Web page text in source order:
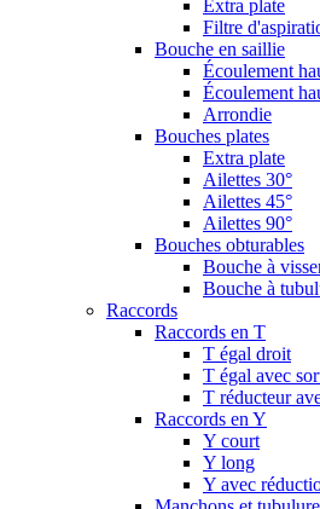
Extra plate
Filtre
Bouche en saillie
Écoulement
Écoulement
Arrondie
Bouches plates
Extra plate
Ailettes 30°
Ailettes 45°
Ailettes 90°
Bouches obturables
Bouche à
Bouche à
Raccords
Raccords en T
T égal droit
T égal avec
T réducteur
Raccords en Y
Y court
Y long
Y avec